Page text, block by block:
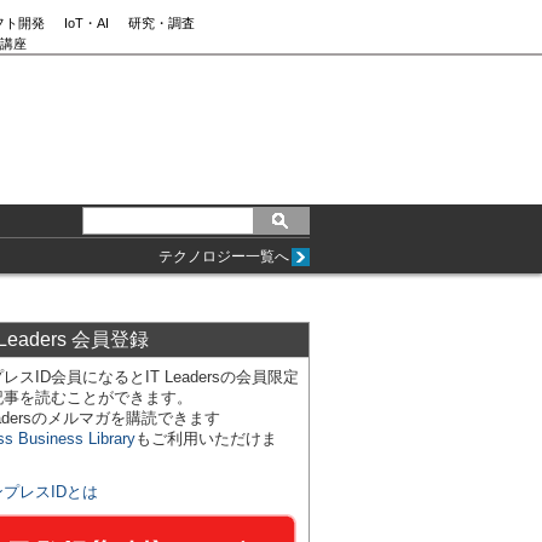
ト開発 IoT・AI
研究・調査
座
テクノロジー一覧へ
会員登録
スID会員になるとIT Leadersの会員限定
を読むことができます。
のメルマガを購読できます
Business Libraryもご利用いただけま
プレスIDとは